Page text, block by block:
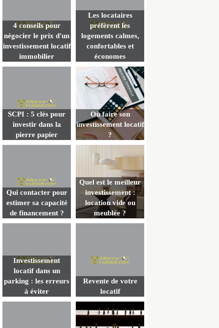
4 conseils pour
négocier le prix d'un
investissement locatif
immobilier
Les locataires
préfèrent les
logements calmes,
confortables et
économes
SCPI : 5 clés pour
investir dans la
pierre papier
Où faire son
investissement locatif
?
Qui contacter pour
estimer sa capacité
de financement ?
Quel est le meilleur
investissement :
location vide ou
meublée ?
Investissement
locatif dans un
parking : les erreurs
à éviter
Revente de votre
locatif